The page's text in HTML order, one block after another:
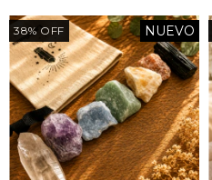
38% OFF NUEVO